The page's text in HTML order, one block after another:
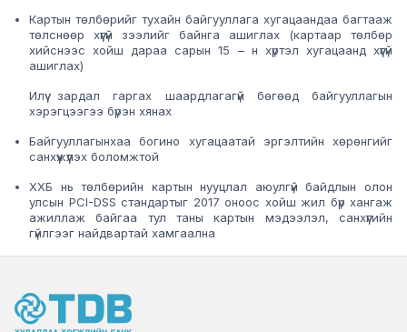
Картын төлбөрийг тухайн байгууллага хугацаандаа багтааж
төлснөөр хүүгүй зээлийг байнга ашиглах (картаар төлбөр
хийснээс хойш дараа сарын 15 – н хүртэл хугацаанд хүүгүй
ашиглах)
Илүү зардал гаргах шаардлагагүй бөгөөд байгууллагын
хэрэгцээгээ бүрэн хянах
Байгууллагынхаа богино хугацаатай эргэлтийн хөрөнгийг
санхүүжүүлэх боломжтой
ХХБ нь төлбөрийн картын нууцлал аюулгүй байдлын олон
улсын PCI-DSS стандартыг 2017 оноос хойш жил бүр хангаж
ажиллаж байгаа тул таны картын мэдээлэл, санхүүгийн
гүйлгээг найдвартай хамгаална